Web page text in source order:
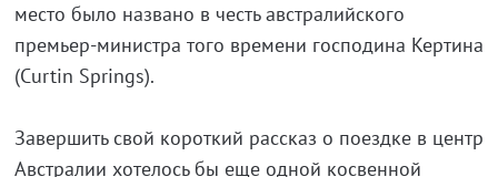
место было названо в честь австралийского
премьер-министра того времени господина Кертина
(Curtin Springs).
Завершить свой короткий рассказ о поездке в центр
Австралии хотелось бы еще одной косвенной